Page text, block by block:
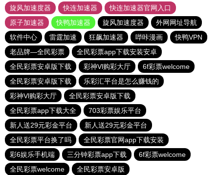
旋风加速度器
快连加速器
快连加速器官网入口
原子加速器
快鸭加速器 旋风加速度器
外网网址导航
软件中心
雷霆加速 狂飙加速器 哔咔漫画
快鸭VPN
老品牌—全民彩票
全民彩票app下载安装安卓
全民彩票安卓版下载
彩神Vl购彩大厅
6f彩票welcome
全民彩票安卓版下载
乐彩汇平台是怎么赚钱的
彩神Vl购彩大厅
全民彩票安卓版下载
全民彩票app下载大全
703彩票娱乐平台
新人送29元彩金平台
新人送29元彩金平台
全民彩票平台换了吗
全民彩票官网app下载安装
彩6娱乐手机端
三分钟彩票app下载
6f彩票welcome
全民彩票welcome
全民彩票安卓版